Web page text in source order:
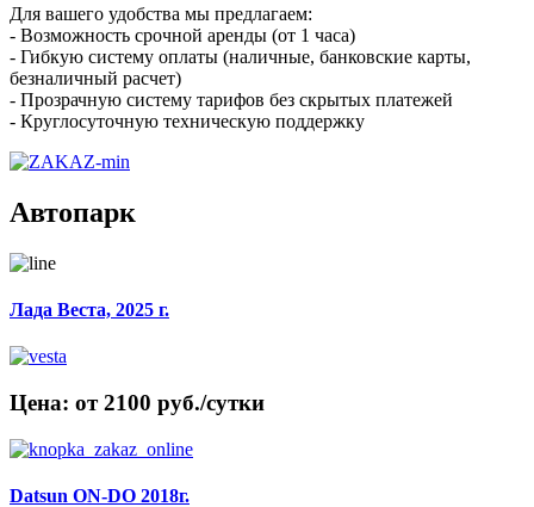
Для вашего удобства мы предлагаем:
- Возможность срочной аренды (от 1 часа)
- Гибкую систему оплаты (наличные, банковские карты,
безналичный расчет)
- Прозрачную систему тарифов без скрытых платежей
- Круглосуточную техническую поддержку
Автопарк
Лада Веста, 2025 г.
Цена: от 2100 руб./сутки
Datsun ON-DO 2018г.